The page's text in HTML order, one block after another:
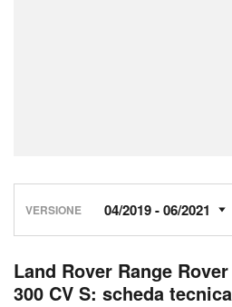
VERSIONE
Land Rover Range
300 CV S: scheda tecnica